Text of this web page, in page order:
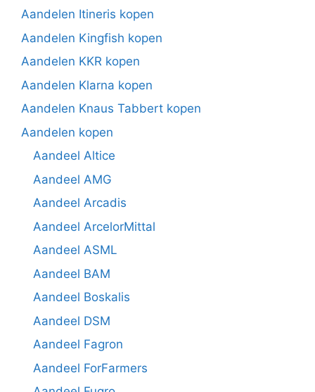
Aandelen Itineris kopen
Aandelen Kingfish kopen
Aandelen KKR kopen
Aandelen Klarna kopen
Aandelen Knaus Tabbert kopen
Aandelen kopen
Aandeel Altice
Aandeel AMG
Aandeel Arcadis
Aandeel ArcelorMittal
Aandeel ASML
Aandeel BAM
Aandeel Boskalis
Aandeel DSM
Aandeel Fagron
Aandeel ForFarmers